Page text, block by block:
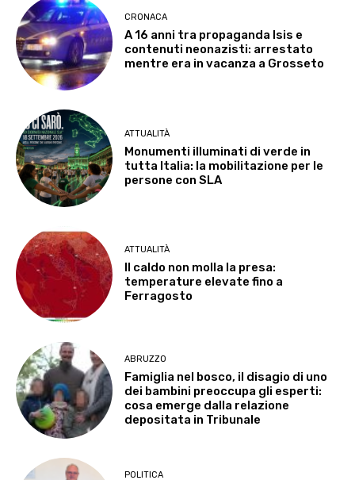
CRONACA
A 16 anni tra propaganda Isis e
contenuti neonazisti: arrestato
mentre era in vacanza a Grosseto
ATTUALITÀ
Monumenti illuminati di verde in
tutta Italia: la mobilitazione per le
persone con SLA
ATTUALITÀ
Il caldo non molla la presa:
temperature elevate fino a
Ferragosto
ABRUZZO
Famiglia nel bosco, il disagio di uno
dei bambini preoccupa gli esperti:
cosa emerge dalla relazione
depositata in Tribunale
POLITICA